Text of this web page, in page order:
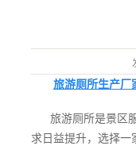
旅游厕所生产厂
旅游厕所是景区
求日益提升，选择一